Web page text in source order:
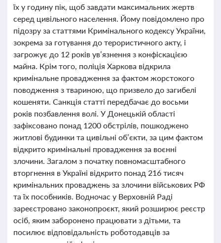
їх у годину пік, щоб завдати максимальних жертв
серед цивільного населення. Йому повідомлено про
підозру за статтями Кримінального кодексу України,
зокрема за готування до терористичного акту, і
загрожує до 12 років ув’язнення з конфіскацією
майна. Крім того, поліція Харкова відкрила
кримінальне провадження за фактом жорстокого
поводження з твариною, що призвело до загибелі
кошеняти. Санкція статті передбачає до восьми
років позбавлення волі. У Донецькій області
зафіксовано понад 1200 обстрілів, пошкоджено
житлові будинки та цивільні об’єкти, за цим фактом
відкрито кримінальні провадження за воєнні
злочини. Загалом з початку повномасштабного
вторгнення в Україні відкрито понад 216 тисяч
кримінальних проваджень за злочини військових РФ
та їх пособників. Водночас у Верховній Раді
зареєстровано законопроєкт, який розширює реєстр
осіб, яким заборонено працювати з дітьми, та
посилює відповідальність роботодавців за